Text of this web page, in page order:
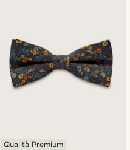
Qualità Premium